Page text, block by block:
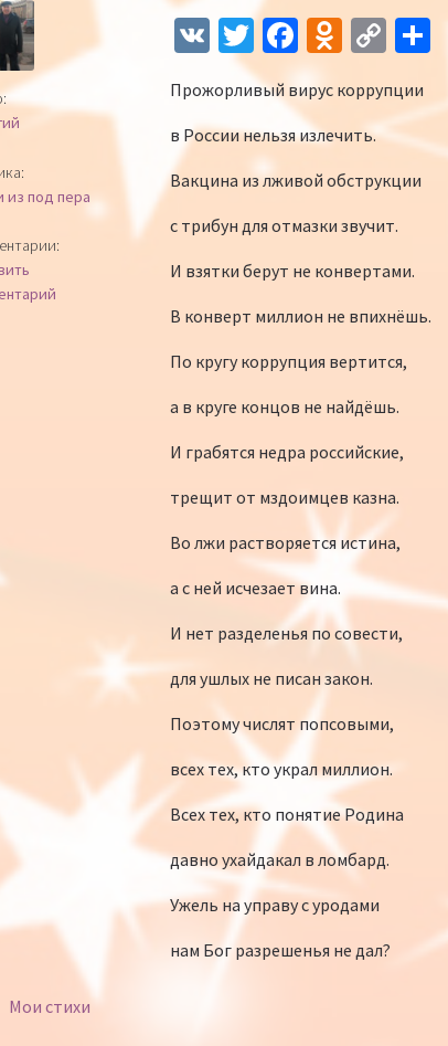
из под пера
V T
wi
tt
er
Fa
ce
b
o
o
k
O
n
o
kl
as
sn
iki
C
p
y
Li
n
k
Прожорливый вирус коррупции
в России нельзя излечить.
Вакцина из лживой обструкции
с трибун для отмазки звучит.
И взятки берут не конвертами.
В конверт миллион не впихнёшь.
По кругу коррупция вертится,
а в круге концов не найдёшь.
И грабятся недра российские,
трещит от мздоимцев казна.
Во лжи растворяется истина,
а с ней исчезает вина.
И нет разделенья по совести,
для ушлых не писан закон.
Поэтому числят попсовыми,
всех тех, кто украл миллион.
Всех тех, кто понятие Родина
давно ухайдакал в ломбард.
Ужель на управу с уродами
нам Бог разрешенья не дал?
Навигация по записям
Мои стихи